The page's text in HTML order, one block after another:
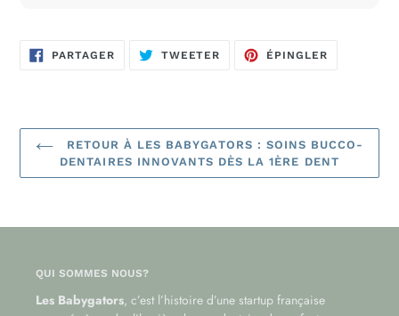
PARTAGERPARTAGERTWEETER TWEETERÉPINGLER
RETOUR À LES BABYGATORS : SOINS BUCCO-
DENTAIRES INNOVANTS DÈS LA 1ÈRE DENT
QUI SOMMES NOUS?
Les Babygators, c’est l’histoire d’une startup française